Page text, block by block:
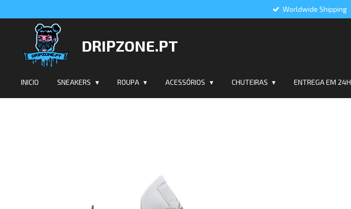
conteúdo
principal
Worldwide Shipping
DRIPZONE.PT
INICIO SNEAKERS ROUPA ACESSÓRIOS CHUTEIRAS ENTREGA EM 24H